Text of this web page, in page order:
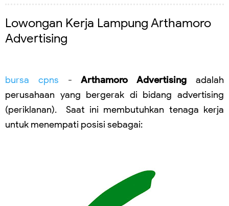
Lowongan Kerja Lampung Arthamoro
Advertising
bursa cpns -Arthamoro Advertisingadalah
perusahaan yang bergerak di bidang advertising
(periklanan). Saat ini membutuhkan tenaga kerja
untuk menempati posisi sebagai: